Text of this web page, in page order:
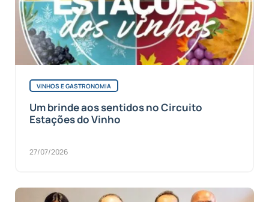
VINHOS E GASTRONOMIA
Um brinde aos sentidos no Circuito
Estações do Vinho
27/07/2026